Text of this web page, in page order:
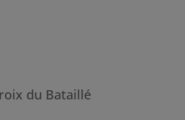
du Bataillé